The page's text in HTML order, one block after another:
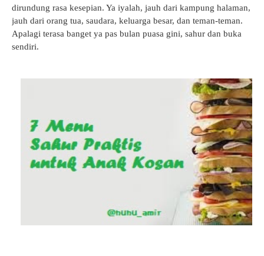
dirundung rasa kesepian. Ya iyalah, jauh dari kampung halaman,
jauh dari orang tua, saudara, keluarga besar, dan teman-teman.
Apalagi terasa banget ya pas bulan puasa gini, sahur dan buka
sendiri.